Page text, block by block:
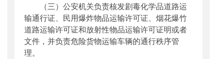
（三）公安机关负责核发剧毒化学品道路运
输通行证、民用爆炸物品运输许可证、烟花爆竹
道路运输许可证和放射性物品运输许可证明或者
文件，并负责危险货物运输车辆的通行秩序管
理。